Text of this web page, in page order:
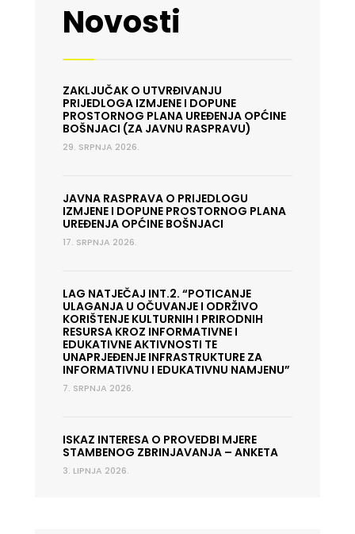
Novosti
ZAKLJUČAK O UTVRĐIVANJU
PRIJEDLOGA IZMJENE I DOPUNE
PROSTORNOG PLANA UREĐENJA OPĆINE
BOŠNJACI (ZA JAVNU RASPRAVU)
29. SRPNJA 2026.
JAVNA RASPRAVA O PRIJEDLOGU
IZMJENE I DOPUNE PROSTORNOG PLANA
UREĐENJA OPĆINE BOŠNJACI
17. SRPNJA 2026.
LAG NATJEČAJ INT.2. “POTICANJE
ULAGANJA U OČUVANJE I ODRŽIVO
KORIŠTENJE KULTURNIH I PRIRODNIH
RESURSA KROZ INFORMATIVNE I
EDUKATIVNE AKTIVNOSTI TE
UNAPRJEĐENJE INFRASTRUKTURE ZA
INFORMATIVNU I EDUKATIVNU NAMJENU”
7. SRPNJA 2026.
ISKAZ INTERESA O PROVEDBI MJERE
STAMBENOG ZBRINJAVANJA – ANKETA
3. LIPNJA 2026.